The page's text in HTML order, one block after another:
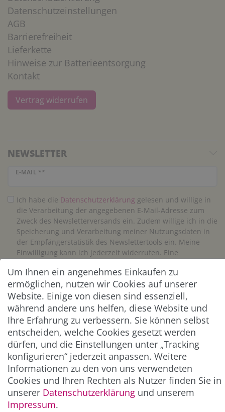
Datenschutzeinstellungen
AGB
Barrierefreiheit
Lieferkette
Hinweise zur Batterieentsorgung
Kontakt
Vertrag widerrufen
NEWSLETTER
E-MAIL **
Newsletter Honig
Ich habe die Daten­schutz­erklärung gelesen und willige in
die Verarbeitung der angegebenen E-Mail-Adresse zum
Zweck des Newsletterversands ein. Zudem willige ich in die
Speicherung und Verarbeitung meiner Nutzungsdaten in
der Empfängerstatistik des Newslettertools ein. Meine
Einwilligung kann ich jederzeit widerrufen. Eine
Abonnieren
** Hierbei handelt es sich um ein Pflichtfeld.
ZAHLUNG & VERSAND
Um Ihnen ein angenehmes Einkaufen zu
ermöglichen, nutzen wir Cookies auf unserer
Website. Einige von diesen sind essenziell,
während andere uns helfen, diese Website und
Ihre Erfahrung zu verbessern. Sie können selbst
entscheiden, welche Cookies gesetzt werden
dürfen, und die Einstellungen unter „Tracking
konfigurieren“ jederzeit anpassen. Weitere
Informationen zu den von uns verwendeten
Cookies und Ihren Rechten als Nutzer finden Sie in
unserer Daten­schutz­erklärung und unserem
Impressum.